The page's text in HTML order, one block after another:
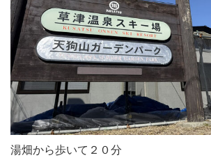
湯畑から歩いて２０分